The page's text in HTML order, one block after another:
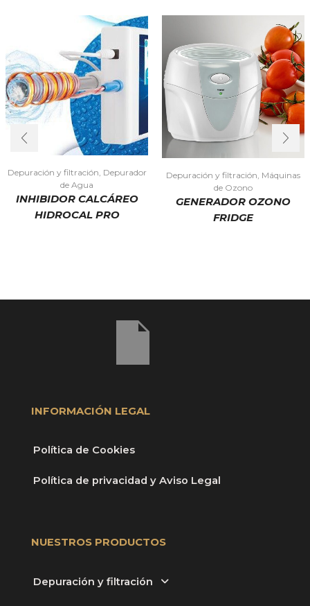
Depuración y filtración Depurador
de Agua
INHIBIDOR CALCÁREO
HIDROCAL PRO
Depuración y filtración Máquinas
de Ozono
GENERADOR OZONO
FRIDGE
INFORMACIÓN LEGAL
Política de Cookies
Política de privacidad y Aviso Legal
NUESTROS PRODUCTOS
Depuración y filtración